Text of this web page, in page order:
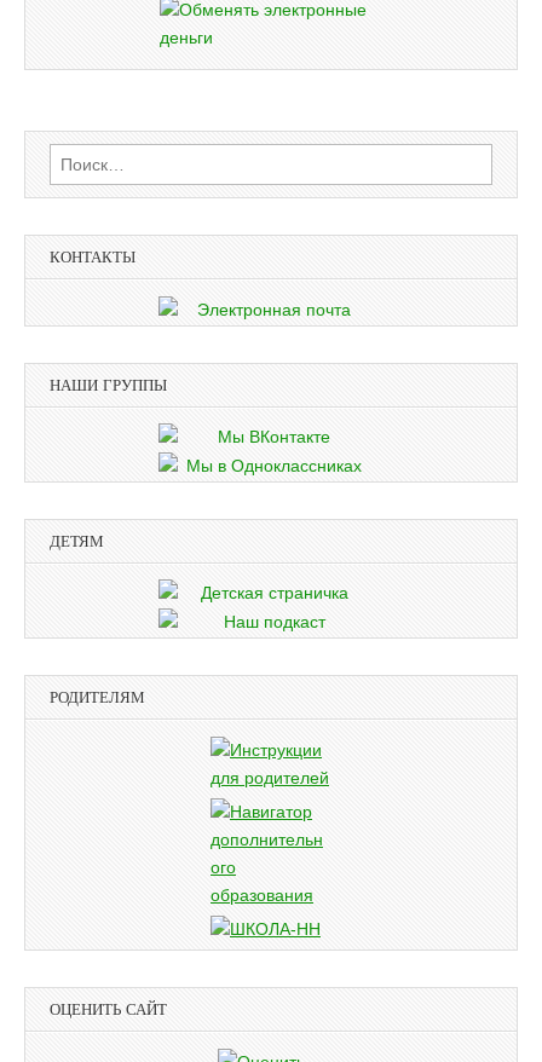
Найти:
КОНТАКТЫ
НАШИ ГРУППЫ
ДЕТЯМ
РОДИТЕЛЯМ
ОЦЕНИТЬ САЙТ